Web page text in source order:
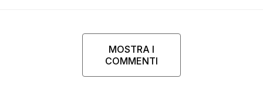
MOSTRA I
COMMENTI